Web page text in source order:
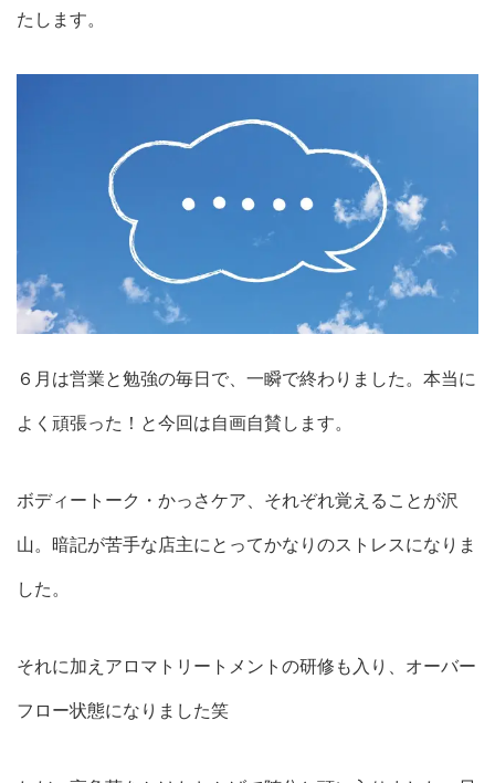
たします。
６月は営業と勉強の毎日で、一瞬で終わりました。本当に
よく頑張った！と今回は自画自賛します。
ボディートーク・かっさケア、それぞれ覚えることが沢
山。暗記が苦手な店主にとってかなりのストレスになりま
した。
それに加えアロマトリートメントの研修も入り、オーバー
フロー状態になりました笑